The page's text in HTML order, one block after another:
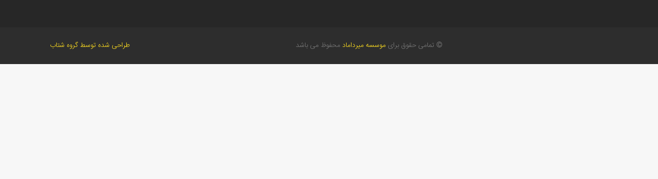
طراحی شده توسط گروه شتاب © تمامی حقوق برای موسسه میرداماد محفوظ می باشد